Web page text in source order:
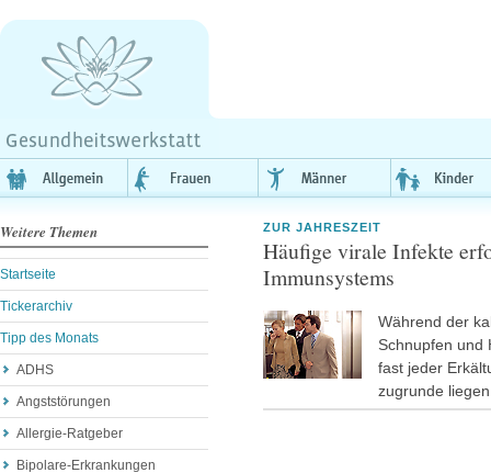
Weitere Themen
Startseite
Tickerarchiv
Tipp des Monats
ADHS
Angststörungen
Allergie-Ratgeber
Bipolare-Erkrankungen
ZUR JAHRESZEIT
Häufige virale Infekte
Immunsystems
Während der
Schnupfen und
fast jeder
zugrunde